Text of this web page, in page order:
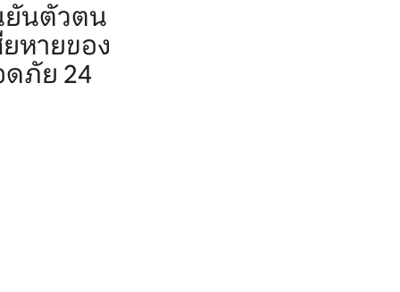
ยันตัวตน
หายของ
ดภัย 24